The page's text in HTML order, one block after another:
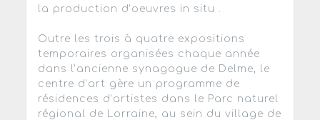
la production d’oeuvres in situ .
Outre les trois à quatre expositions
temporaires organisées chaque année
dans l’ancienne synagogue de Delme, le
centre d’art gère un programme de
résidences d’artistes dans le Parc naturel
régional de Lorraine, au sein du village de